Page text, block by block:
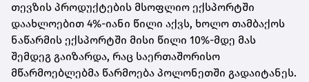
თევზის პროდუქტების მსოფლიო ექსპორტში
დაახლოებით 4%-იანი წილი აქვს, ხოლო თამბაქოს
ნაწარმის ექსპორტში მისი წილი 10%-მდე მას
შემდეგ გაიზარდა, რაც საერთაშორისო
მწარმოებლებმა წარმოება პოლონეთში გადაიტანეს.